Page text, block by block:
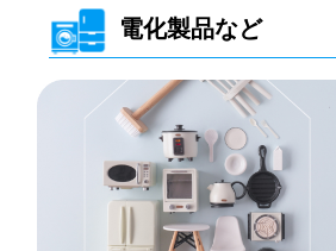
電化製品など